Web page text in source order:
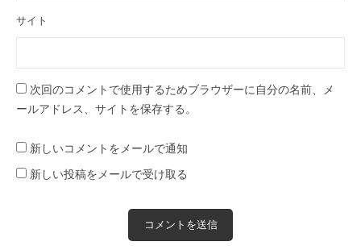
サイト
次回のコメントで使用するためブラウザーに自分の名前、メ
ールアドレス、サイトを保存する。
新しいコメントをメールで通知
新しい投稿をメールで受け取る